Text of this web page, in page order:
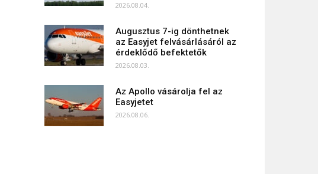
2026.08.04.
Augusztus 7-ig dönthetnek
az Easyjet felvásárlásáról az
érdeklődő befektetők
2026.08.03.
Az Apollo vásárolja fel az
Easyjetet
2026.08.06.